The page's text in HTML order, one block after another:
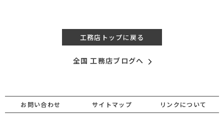
工務店トップに戻る
全国 工務店ブログへ
お問い合わせ サイトマップ リンクについて